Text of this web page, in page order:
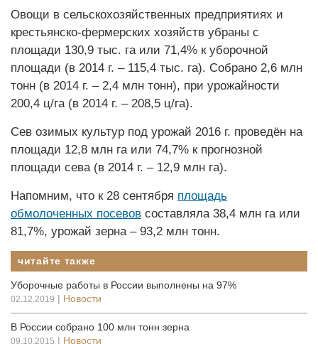
Овощи в сельскохозяйственных предприятиях и
крестьянско-фермерских хозяйств убраны с
площади 130,9 тыс. га или 71,4% к уборочной
площади (в 2014 г. – 115,4 тыс. га). Собрано 2,6 млн
тонн (в 2014 г. – 2,4 млн тонн), при урожайности
200,4 ц/га (в 2014 г. – 208,5 ц/га).
Сев озимых культур под урожай 2016 г. проведён на
площади 12,8 млн га или 74,7% к прогнозной
площади сева (в 2014 г. – 12,9 млн га).
Напомним, что к 28 сентября площадь
обмолоченных посевов составляла 38,4 млн га или
81,7%, урожай зерна – 93,2 млн тонн.
читайте также
Уборочные работы в России выполнены на 97%
02.12.2019 | Новости
В России собрано 100 млн тонн зерна
09.10.2015 | Новости